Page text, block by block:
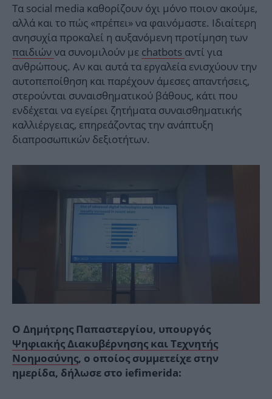
Τα social media καθορίζουν όχι μόνο ποιον ακούμε,
αλλά και το πώς «πρέπει» να φαινόμαστε. Ιδιαίτερη
ανησυχία προκαλεί η αυξανόμενη προτίμηση των
παιδιώννα συνομιλούν με chatbots αντί για
ανθρώπους. Αν και αυτά τα εργαλεία ενισχύουν την
αυτοπεποίθηση και παρέχουν άμεσες απαντήσεις,
στερούνται συναισθηματικού βάθους, κάτι που
ενδέχεται να εγείρει ζητήματα συναισθηματικής
καλλιέργειας, επηρεάζοντας την ανάπτυξη
διαπροσωπικών δεξιοτήτων.
Ο Δημήτρης Παπαστεργίου, υπουργός
Ψηφιακής Διακυβέρνησης και Τεχνητής
Νοημοσύνης, ο οποίος συμμετείχε στην
ημερίδα, δήλωσε στο iefimerida: